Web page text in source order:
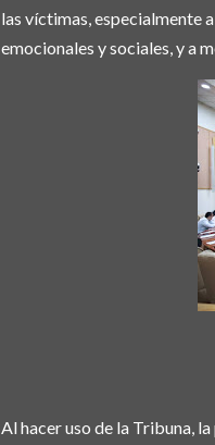
las víctimas, especialmente
emocionales y sociales, y a
Al hacer uso de la Tribuna,